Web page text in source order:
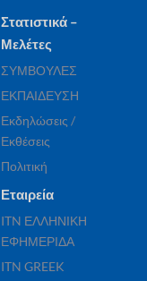
Στατιστικά –
Μελέτες
ΣΥΜΒΟΥΛΕΣ
ΕΚΠΑΙΔΕΥΣΗ
Εκδηλώσεις /
Εκθέσεις
Πολιτική
Εταιρεία
ITN ΕΛΛΗΝΙΚΗ
ΕΦΗΜΕΡΙΔΑ
ITN GREEK